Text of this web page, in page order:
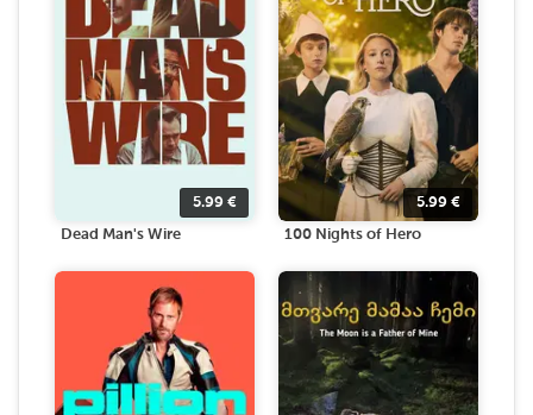
5.99 €
Dead Man's Wire
5.99 €
100 Nights of Hero